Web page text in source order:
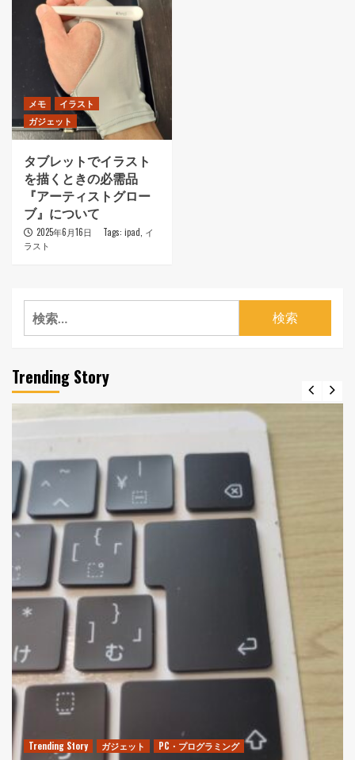
メモ
イラスト
ガジェット
タブレットでイラスト
を描くときの必需品
『アーティストグロー
ブ』について
2025年6月16日 Tags: ipad イ
ラスト
検
索:
Trending Story
Trending Story ガジェット PC・プログラミング